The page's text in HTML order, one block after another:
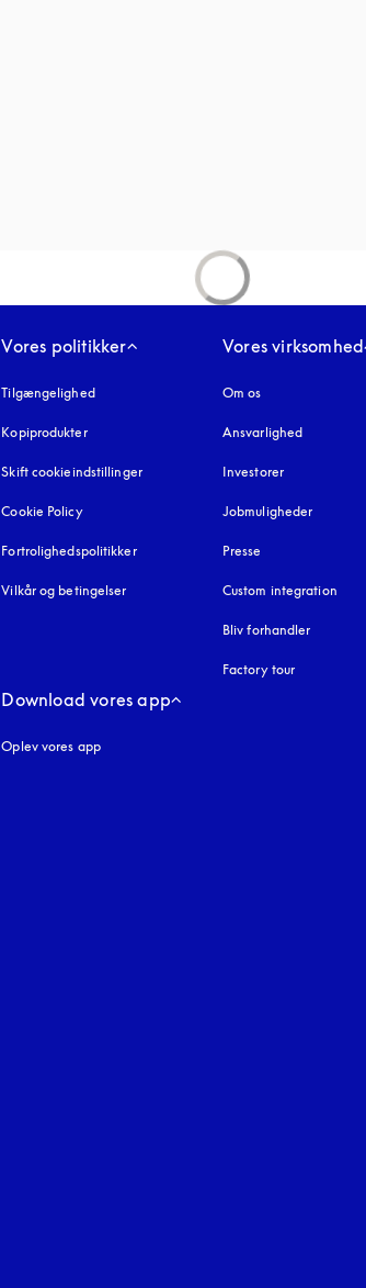
Vores politikker
Tilgængelighedåbnes under en ny fane
Kopiprodukteråbnes under en ny fane
Skift cookieindstillinger
Cookie Policyåbnes under en ny fane
Fortrolighedspolitikkeråbnes under en ny fane
Vilkår og betingelser
Vores virksomhed
Om os
Ansvarlighed
Investorer
Jobmuligheder
Presse
Custom integration
Bliv forhandler
Factory tour
Download vores app
Oplev vores app